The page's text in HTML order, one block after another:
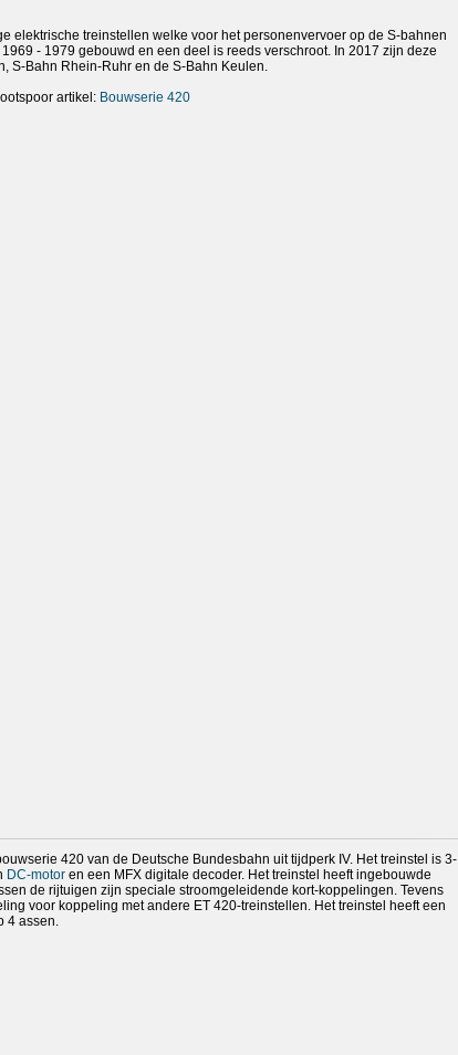
elektrische treinstellen welke voor het personenvervoer op de S-bahnen
- 1979 gebouwd en een deel is reeds verschroot. In 2017 zijn deze
S-Bahn Rhein-Ruhr en de S-Bahn Keulen.
artikel: Bouwserie 420
420 van de Deutsche Bundesbahn uit tijdperk IV. Het treinstel is 3-
DC-motor en een MFX digitale decoder. Het treinstel heeft ingebouwde
de rijtuigen zijn speciale stroomgeleidende kort-koppelingen. Tevens
voor koppeling met andere ET 420-treinstellen. Het treinstel heeft een
4 assen.